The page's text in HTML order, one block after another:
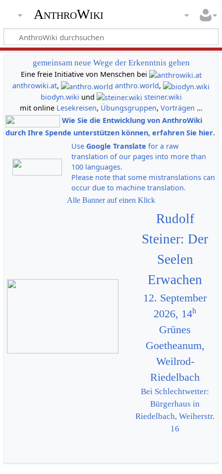
AnthroWiki
gemeinsam neue Wege der Erkenntnis gehen
Eine freie Initiative von Menschen bei
anthrowiki.at, anthro.world,
biodyn.wiki und
steiner.wiki
mit online Lesekreisen, Übungsgruppen, Vorträgen ...
Wie Sie die Entwicklung von AnthroWiki
durch Ihre Spende unterstützen können, erfahren Sie hier.
Use Google Translate for a raw
translation of our pages into more than
100 languages.
Please note that some mistranslations can
occur due to machine translation.
Alle Banner auf einen Klick
Rudolf
Steiner: Der
Seelen
Erwachen
12. September
2026, 14h
Grünes
Goetheanum,
Weilrod-
Riedelbach
Bei Schlechtwetter:
Bürgerhaus in
Riedelbach, Weiherstr.
16